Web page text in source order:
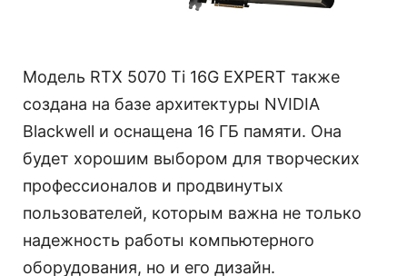
Модель RTX 5070 Ti 16G EXPERT также
создана на базе архитектуры NVIDIA
Blackwell и оснащена 16 ГБ памяти. Она
будет хорошим выбором для творческих
профессионалов и продвинутых
пользователей, которым важна не только
надежность работы компьютерного
оборудования, но и его дизайн.